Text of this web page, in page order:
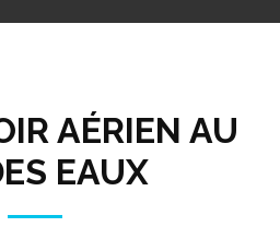
AÉRIEN AU
EAUX